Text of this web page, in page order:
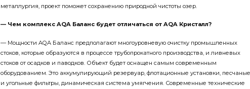
металлургия, проект поможет сохранению природной чистоты озер.
— Чем комплекс AQA Баланс будет отличаться от AQA Кристалл?
— Мощности AQA Баланс предполагают многоуровневую очистку промышленных
стоков, которые образуются в процессе трубопрокатного производства, и ливневых
стоков от осадков и паводков. Объект будет оснащен самым современным
оборудованием. Это аккумулирующий резервуар, флотационные установки, песчаные
и угольные фильтры, динамическая система умягчения. Современные технические